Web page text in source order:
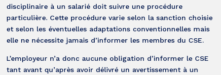
disciplinaire à un salarié doit suivre une procédure
particulière. Cette procédure varie selon la sanction choisie
et selon les éventuelles adaptations conventionnelles mais
elle ne nécessite jamais d’informer les membres du CSE.
L’employeur n’a donc aucune obligation d’informer le CSE
tant avant qu’après avoir délivré un avertissement à un